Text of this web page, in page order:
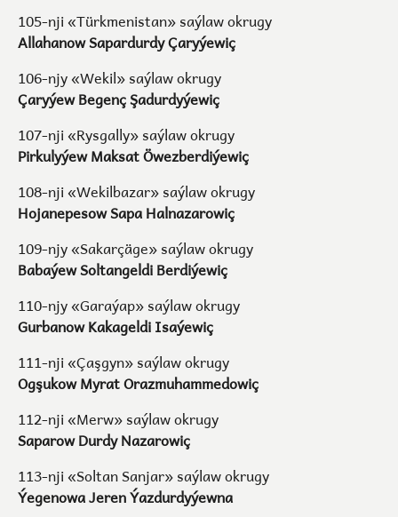
105-nji «Türkmenistan» saýlaw okrugy
Allahanow Sapardurdy Çaryýewiç
106-njy «Wekil» saýlaw okrugy
Çaryýew Begenç Şadurdyýewiç
107-nji «Rysgally» saýlaw okrugy
Pirkulyýew Maksat Öwezberdiýewiç
108-nji «Wekilbazar» saýlaw okrugy
Hojanepesow Sapa Halnazarowiç
109-njy «Sakarçäge» saýlaw okrugy
Babaýew Soltangeldi Berdiýewiç
110-njy «Garaýap» saýlaw okrugy
Gurbanow Kakageldi Isaýewiç
111-nji «Çaşgyn» saýlaw okrugy
Ogşukow Myrat Orazmuhammedowiç
112-nji «Merw» saýlaw okrugy
Saparow Durdy Nazarowiç
113-nji «Soltan Sanjar» saýlaw okrugy
Ýegenowa Jeren Ýazdurdyýewna